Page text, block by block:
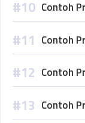
Contoh
Contoh
Contoh
Contoh